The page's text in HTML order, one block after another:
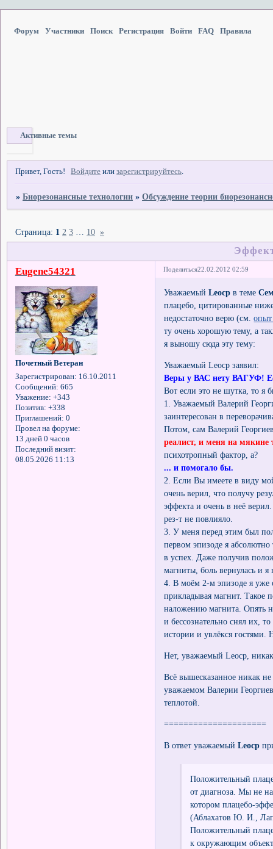
Форум Участники Поиск Регистрация Войти FAQ Правила
Активные темы
Привет, Гость! Войдите илизарегистрируйтесь.
»Биорезонансные технологии »Обсуждение теории
Страница: 1 2 3 … 10 »
Поделиться22.02.2012 02:59
Eugene54321
Почетный Ветеран
Зарегистрирован: 16.10.2011
Сообщений: 665
Уважение: +343
Позитив: +338
Приглашений: 0
Провел на форуме:
13 дней 0 часов
Последний визит:
08.05.2026 11:13
УважаемыйLeocp в теме
плацебо, цитированные
недостаточно верю (см.
ту очень хорошую тему, а
я выношу сюда эту тему:
Уважаемый Leocp заявил:
Веры у ВАС нету ВАГУФ!
Вот если это не шутка, то я
1. Уважаемый Валерий
заинтересован в
Потом, сам Валерий
реалист, и меня на мякине
психотропный фактор, а?
... и помогало бы.
2. Если Вы имеете в виду
очень верил, что получу
эффекта и очень в неё
рез-т не повлияло.
3. У меня перед этим был
первом эпизоде я
в успех. Даже получив
магниты, боль вернулась и
4. В моём 2-м эпизоде я уже
прикладывая магнит. Такое
наложению магнита. Опять
и бессознательно снял их,
истории и увлёкся
Нет, уважаемый Leocp,
Всё вышесказанное никак
уважаемом Валерии
теплотой.
=====================
В ответ уважаемыйLeocp
Положительный
от диагноза. Мы не
котором плацебо-
(Аблахатов Ю. И.,
Положительный
к окружающим